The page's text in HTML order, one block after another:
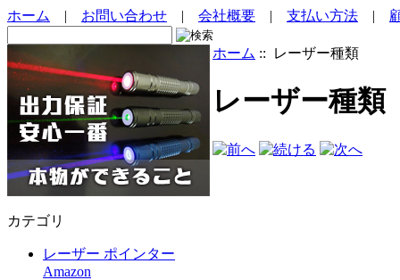
ホーム | お問い合わせ | 会社概要 | 支払い方法 |
カテゴリ
レーザー ポインター
Amazon
ホーム :: レーザー種類
レーザー種類